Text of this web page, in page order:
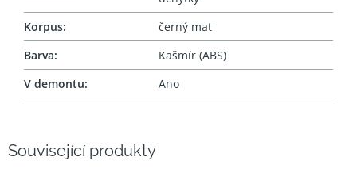
Související produkty
Korpus:
černý mat
Barva:
Kašmír (ABS)
V demontu: Ano